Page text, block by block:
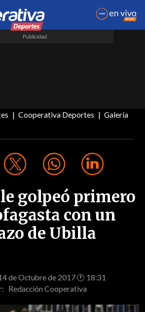
Cooperativa Deportes
Galería
golpeó primero
con un
de Ubilla
de Octubre de 2017 🕐 18:31
Redacción Cooperativa